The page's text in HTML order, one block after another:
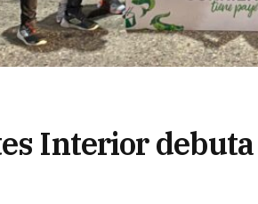
Interior